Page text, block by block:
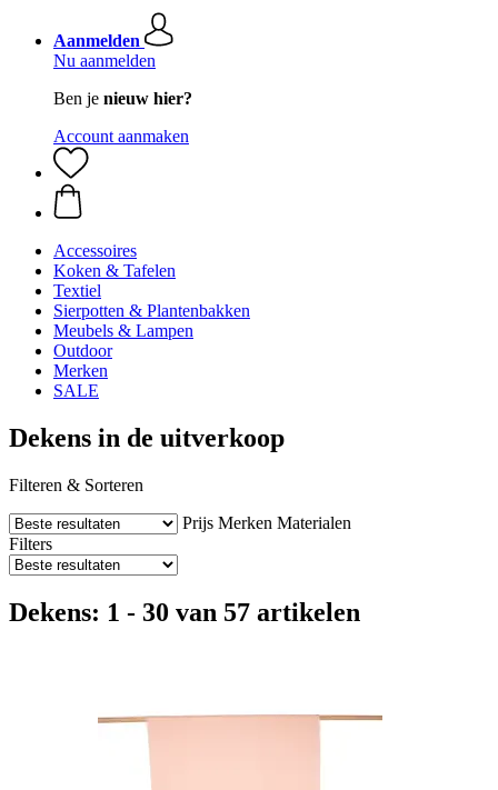
Aanmelden
Nu aanmelden
Ben je nieuw hier?
Account aanmaken
Accessoires
Koken & Tafelen
Textiel
Sierpotten & Plantenbakken
Meubels & Lampen
Outdoor
Merken
SALE
Dekens in de uitverkoop
Filteren & Sorteren
Prijs Merken Materialen
Filters
Dekens: 1 - 30 van 57 artikelen